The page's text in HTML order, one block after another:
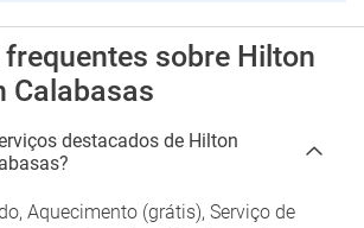
sobre Hilton
Calabasas
destacados de Hilton
Aquecimento (grátis), Serviço de